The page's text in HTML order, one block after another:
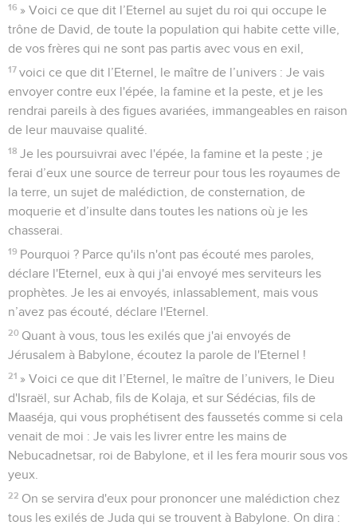
16 » Voici ce que dit l’Eternel au sujet du roi qui occupe le
trône de David, de toute la population qui habite cette ville,
de vos frères qui ne sont pas partis avec vous en exil,
17 voici ce que dit l’Eternel, le maître de l’univers : Je vais
envoyer contre eux l'épée, la famine et la peste, et je les
rendrai pareils à des figues avariées, immangeables en raison
de leur mauvaise qualité.
18 Je les poursuivrai avec l'épée, la famine et la peste ; je
ferai d’eux une source de terreur pour tous les royaumes de
la terre, un sujet de malédiction, de consternation, de
moquerie et d’insulte dans toutes les nations où je les
chasserai.
19 Pourquoi ? Parce qu'ils n'ont pas écouté mes paroles,
déclare l'Eternel, eux à qui j'ai envoyé mes serviteurs les
prophètes. Je les ai envoyés, inlassablement, mais vous
n’avez pas écouté, déclare l'Eternel.
20 Quant à vous, tous les exilés que j'ai envoyés de
Jérusalem à Babylone, écoutez la parole de l'Eternel !
21 » Voici ce que dit l’Eternel, le maître de l’univers, le Dieu
d'Israël, sur Achab, fils de Kolaja, et sur Sédécias, fils de
Maaséja, qui vous prophétisent des faussetés comme si cela
venait de moi : Je vais les livrer entre les mains de
Nebucadnetsar, roi de Babylone, et il les fera mourir sous vos
yeux.
22 On se servira d'eux pour prononcer une malédiction chez
tous les exilés de Juda qui se trouvent à Babylone. On dira :